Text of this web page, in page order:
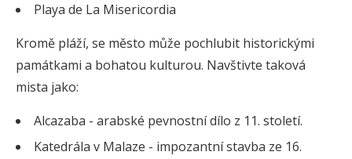
Playa de La Misericordia
Kromě pláží, se město může pochlubit historickými
památkami a bohatou kulturou. Navštivte taková
mista jako:
Alcazaba - arabské pevnostní dílo z 11. století.
Katedrála v Malaze - impozantní stavba ze 16.